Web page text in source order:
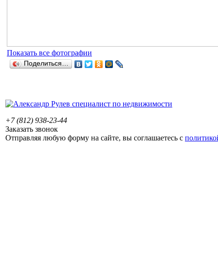
Показать все фотографии
Поделиться…
+7 (812) 938-23-44
Заказать звонок
Отправляя любую форму на сайте, вы соглашаетесь с